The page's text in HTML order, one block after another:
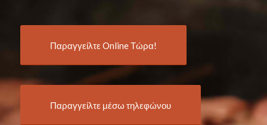
Παραγγείλτε Online Τώρα!
Παραγγείλτε μέσω τηλεφώνου